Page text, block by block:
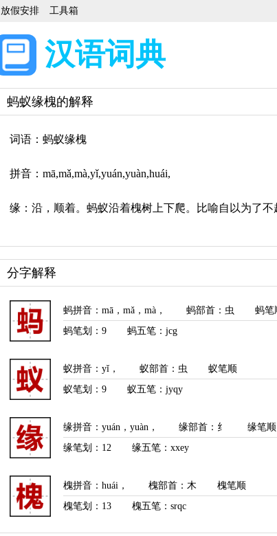
放假安排 工具箱
汉语词典
蚂蚁缘槐的解释
词语：蚂蚁缘槐
拼音：mā,mǎ,mà,yǐ,yuán,yuàn,huái,
缘：沿，顺着。蚂蚁沿着槐树上下爬。比喻自以为了不
分字解释
蚂拼音 ： mā ， mǎ ， mà ， 蚂部首 ：虫
蚂笔
蚂笔划： 9 蚂五笔：jcg
蚁拼音 ： yǐ ， 蚁部首 ：虫
蚁笔顺
蚁笔划： 9 蚁五笔：jyqy
缘拼音 ： yuán ， yuàn ， 缘部首 ：纟
缘笔顺
缘笔划： 12 缘五笔：xxey
槐拼音 ： huái ， 槐部首 ：木
槐笔顺
槐笔划： 13 槐五笔：srqc